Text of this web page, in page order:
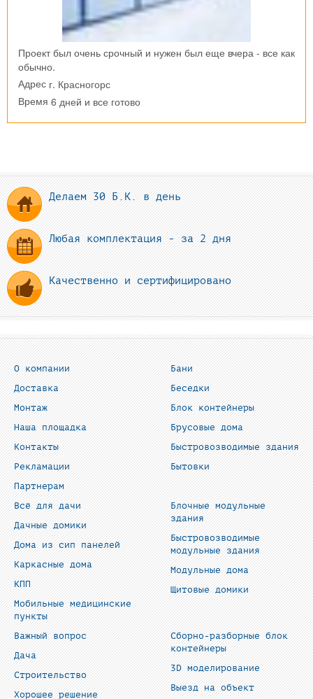
Проект был очень срочный и нужен был еще вчера - все как
обычно.
Адрес г. Красногорс
Время 6 дней и все готово
Делаем 30 Б.К. в день
Любая комплектация - за 2 дня
Качественно и сертифицировано
О компании
Доставка
Монтаж
Наша площадка
Контакты
Рекламации
Партнерам
Бани
Беседки
Блок контейнеры
Брусовые дома
Быстровозводимые здания
Бытовки
Всё для дачи
Дачные домики
Дома из сип панелей
Каркасные дома
КПП
Мобильные медицинские
пункты
Блочные модульные
здания
Быстровозводимые
модульные здания
Модульные дома
Щитовые домики
Важный вопрос
Дача
Строительство
Хорошее решение
Сборно-разборные блок
контейнеры
3D моделирование
Выезд на объект